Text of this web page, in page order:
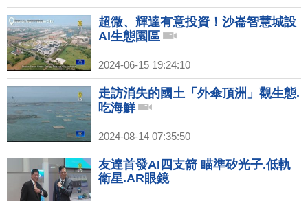
超微、輝達有意投資！沙崙智慧城設
AI生態園區
2024-06-15 19:24:10
走訪消失的國土「外傘頂洲」觀生態.
吃海鮮
2024-08-14 07:35:50
友達首發AI四支箭 瞄準矽光子.低軌
衛星.AR眼鏡